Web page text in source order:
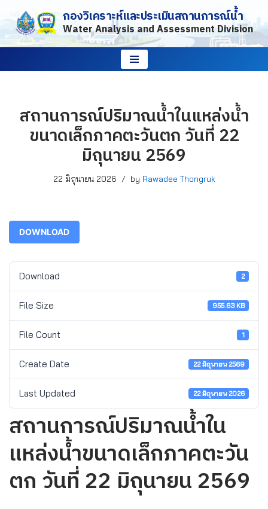
Skip
to
กองวิเคราะห์และประเมินสถานการณ์น้ำ
Water Analysis and Assessment Division
สถานการณ์ปริมาณน้ำในแหล่งน้ำ
ขนาดเล็กภาคตะวันตก วันที่ 22
มิถุนายน 2569
22 มิถุนายน 2026 by Rawadee Thongruk
DOWNLOAD
Download 2
File Size 955.63 KB
File Count 1
Create Date 22 มิถุนายน 2569
Last Updated 22 มิถุนายน 2026
สถานการณ์ปริมาณน้ำใน
แหล่งน้ำขนาดเล็กภาคตะวัน
ตก วันที่ 22 มิถุนายน 2569